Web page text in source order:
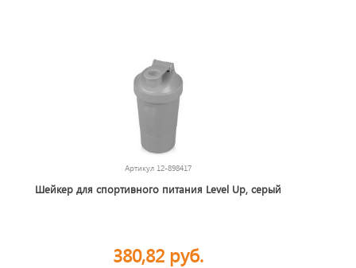
Артикул 12-898417
Шейкер для спортивного питания Level Up, серый
380,82 руб.